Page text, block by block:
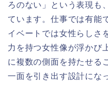
ろのない」という表現も
ています。仕事では有能
イベートでは女性らしさ
力を持つ女性像が浮かび
に複数の側面を持たせる
一面を引き出す設計にな